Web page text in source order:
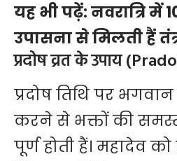
यह भी पढ़ें:नवरात्रि में
उपासना से मिलती हैं
प्रदोष व्रत के उपाय
प्रदोष तिथि पर
करने से भक्तों की
पूर्ण होती हैं। महादेव